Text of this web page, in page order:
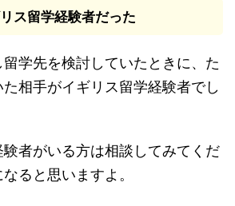
ス留学経験者だった
学先を検討していたときに、た
相手がイギリス留学経験者でし
験者がいる方は相談してみてくだ
ると思いますよ。